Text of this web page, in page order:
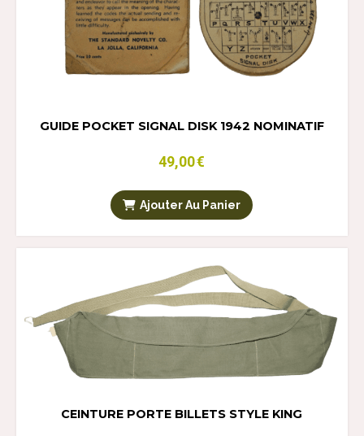
GUIDE POCKET SIGNAL DISK 1942 NOMINATIF
49,00€
Ajouter Au Panier
CEINTURE PORTE BILLETS STYLE KING